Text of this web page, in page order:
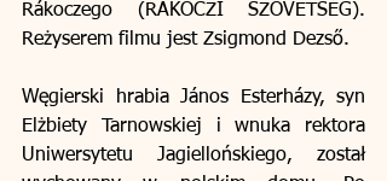
Rákoczego (RÁKÓCZI SZÖVETSÉG).
Reżyserem filmu jest Zsigmond Dezső.
Węgierski hrabia János Esterházy, syn
Elżbiety Tarnowskiej i wnuka rektora
Uniwersytetu Jagiellońskiego, został